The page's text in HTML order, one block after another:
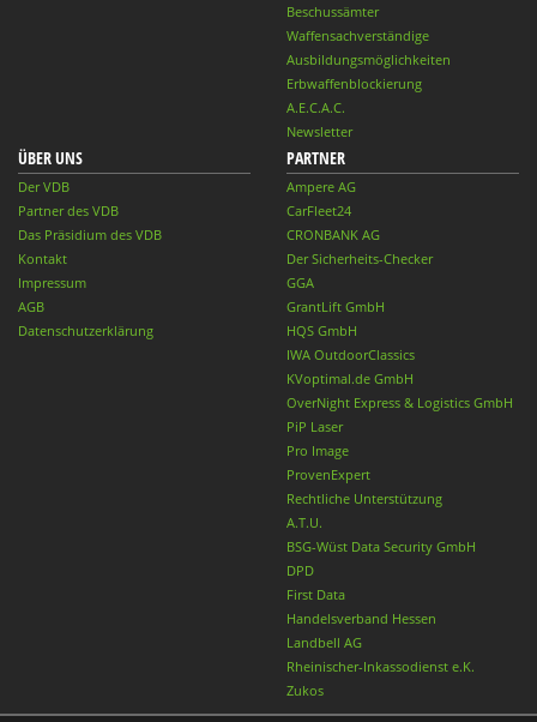
Beschussämter
Waffensachverständige
Ausbildungsmöglichkeiten
Erbwaffenblockierung
A.E.C.A.C.
Newsletter
ÜBER UNS
Der VDB
Partner des VDB
Das Präsidium des VDB
Kontakt
Impressum
AGB
Datenschutzerklärung
PARTNER
Ampere AG
CarFleet24
CRONBANK AG
Der Sicherheits-Checker
GGA
GrantLift GmbH
HQS GmbH
IWA OutdoorClassics
KVoptimal.de GmbH
OverNight Express & Logistics GmbH
PiP Laser
Pro Image
ProvenExpert
Rechtliche Unterstützung
A.T.U.
BSG-Wüst Data Security GmbH
DPD
First Data
Handelsverband Hessen
Landbell AG
Rheinischer-Inkassodienst e.K.
Zukos